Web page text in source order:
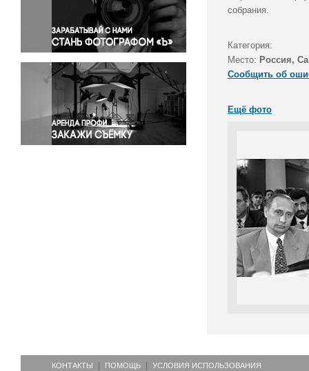
Правосудие
Происшествия и конфликты
Религия
Светская жизнь
Спорт
Экология
Экономика и бизнес
собрания.
Категория:
Место: Россия,
Сообщить об
Ещё фото
КОНТАКТЫ ПОМОЩЬ УСЛОВИЯ ИСПОЛЬЗОВАНИЯ